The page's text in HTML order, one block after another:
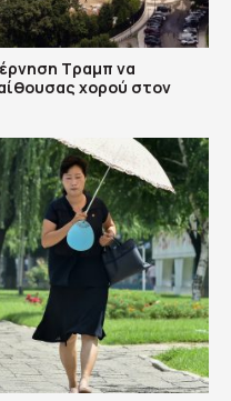
Τραμπ να
χορού στον